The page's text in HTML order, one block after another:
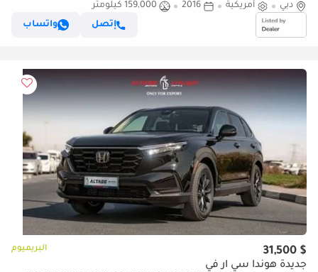
دبي
أمريكية 2016
159,000 كيلومتر
إتصل
واتساب
$ 31,500 البريميوم
جديدة هوندا سي آر في